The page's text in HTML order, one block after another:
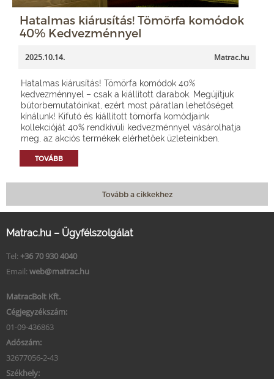
Hatalmas kiárusítás! Tömörfa komódok
40% Kedvezménnyel
2025.10.14. Matrac.hu
Hatalmas kiárusítás! Tömörfa komódok 40%
kedvezménnyel – csak a kiállított darabok. Megújítjuk
bútorbemutatóinkat, ezért most páratlan lehetőséget
kínálunk! Kifutó és kiállított tömörfa komódjaink
kollekcióját 40% rendkívüli kedvezménnyel vásárolhatja
meg, az akciós termékek elérhetőek üzleteinkben.
TOVÁBB
Tovább a cikkekhez
Matrac.hu – Ügyfélszolgálat
Tel: +36 70 930 4040
Email: web@matrac.hu
MatracBolt Kft.
Cégjegyzékszám:
01-09-436863
Adószám:
32677056-2-43
Székhely: